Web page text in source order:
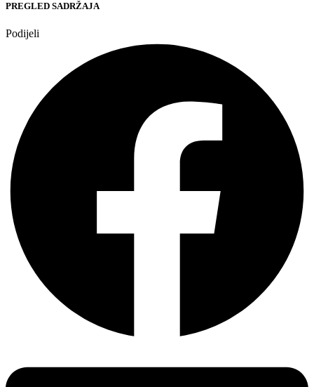
PREGLED SADRŽAJA
Podijeli